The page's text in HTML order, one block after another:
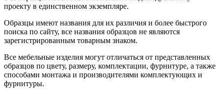
проекту в единственном экземпляре.
Образцы имеют названия для их различия и более быстрого
поиска по сайту, все названия образцов не являются
зарегистрированным товарным знаком.
Все мебельные изделия могут отличаться от представленных
образцов по цвету, размеру, комплектации, фурнитуре, а также
способами монтажа и производителями комплектующих и
фурнитуры.